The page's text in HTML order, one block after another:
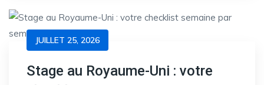
JUILLET 25, 2026
Stage au Royaume-Uni : votre